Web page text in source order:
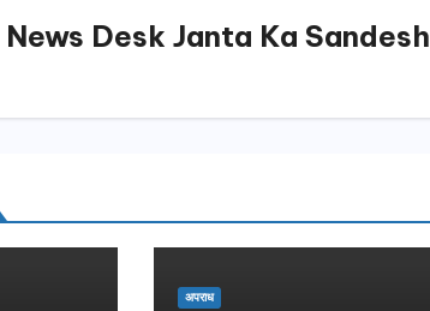
News Desk Janta Ka Sandesh
अपराध